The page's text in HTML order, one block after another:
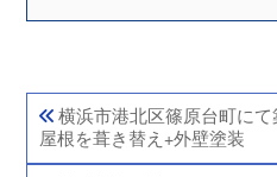
横浜市港北区篠原台町に
屋根を葺き替え+外壁塗装